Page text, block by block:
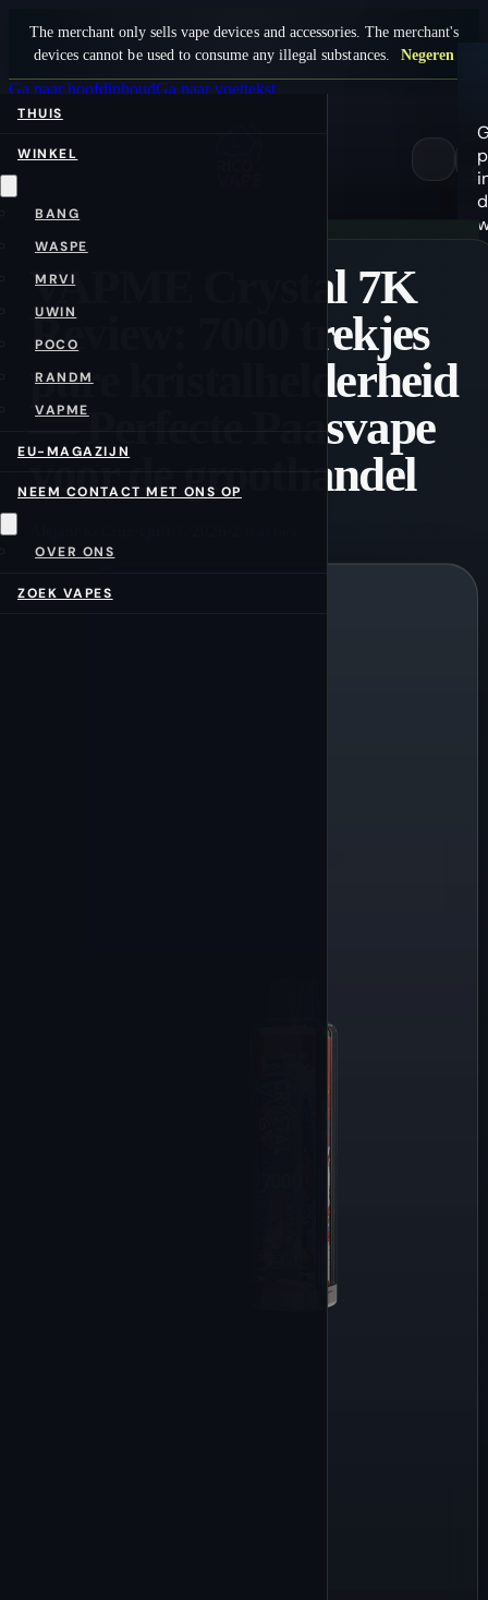
The merchant only sells vape devices and accessories. The merchant's
devices cannot be used to consume any illegal substances.
Negeren
Ga naar hoofdinhoudGa naar voettekst
THUIS
WINKEL
BANG
WASPE
MRVI
UWIN
POCO
RANDM
VAPME
EU-MAGAZIJN
NEEM CONTACT MET ONS OP
OVER ONS
ZOEK VAPES
0
VAPME Crystal 7K
Review: 7000 trekjes
pure kristalhelderheid
— Perfecte Paasvape
voor de groothandel